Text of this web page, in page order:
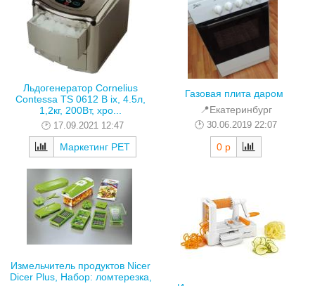
Льдогенератор Cornelius
Contessa TS 0612 B ix, 4.5л,
1,2кг, 200Вт, хро...
17.09.2021 12:47
Маркетинг РЕТ
Газовая плита даром
📍Екатеринбург
30.06.2019 22:07
0 р
Измельчитель продуктов Nicer
Dicer Plus, Набор: ломтерезка,